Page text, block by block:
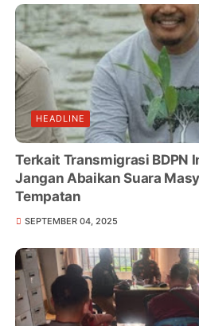
HEADLINE
Terkait Transmigrasi BDPN
Jangan Abaikan Suara
Tempatan
SEPTEMBER 04, 2025